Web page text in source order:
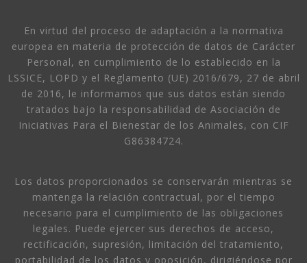
En virtud del proceso de adaptación a la normativa
europea en materia de protección de datos de Carácter
Personal, en cumplimiento de lo establecido en la
LSSICE, LOPD y el Reglamento (UE) 2016/679, 27 de abril
de 2016, le informamos que sus datos están siendo
tratados bajo la responsabilidad de Asociación de
Iniciativas Para el Bienestar de los Animales, con CIF
G86384724.
Los datos proporcionados se conservarán mientras se
mantenga la relación contractual, por el tiempo
necesario para el cumplimiento de las obligaciones
legales. Puede ejercer sus derechos de acceso,
rectificación, supresión, limitación del tratamiento,
portabilidad de los datos y oposición, dirigiéndose por